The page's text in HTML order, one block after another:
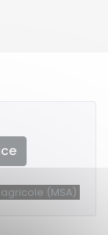
(MSA)